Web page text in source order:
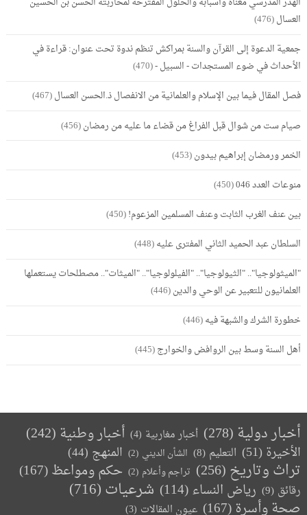
العسال(476)
جمعية الدعوة إلى القرآن والسنة بمراكش تنظم ندوة تحت عنوان: قراءة في
الأحداث في ضوء المستجدات - السبيل -(470)
فصل المقال فيما بين الإسلام والعلمانية من الانفصال ذ.الحسن العسال(467)
صيام ست من شوال قبل الفراغ من قضاء ما عليه من رمضان(456)
الخمر ورمضان إبراهيم بيدون(453)
منوعات العدد 046
(450)
بين عنف الغرب الثابت وعنف المسلمين المزعوم!(450)
السلطان عبد الحميد الثاني المفترى عليه(448)
"الميثولوجيا".. "الثيولوجيا".. "الفيلولوجيا".. "الميثات".. مصطلحات يستعملها
العلمانيون للتعبير عن الوحي والدين(446)
خطورة الشرك والشبهة فيه(446)
أهل السنة وسط بين الروافض والخوارج(445)
أخبار دولية (278) أخبار مغاربية (4) أخبار وطنية(242)
الأخيرة (51) التعليم (8) الشأن الديني (2) المنهج (44)
تراث وتاريخ(256) تراجم وأعلام (2) حكم ومواعظ(167)
رقائق (9) رياض النساء(114) شرعيات(716)
صحة وأسرة(167) عيون المقالات (3)